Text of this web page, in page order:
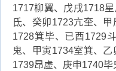
1717柳翼、戊戌1718
氐、癸卯1723亢奎、
1728箕毕、已酉1729
鬼、甲寅1734室箕、
1739昂虚、庚申1740